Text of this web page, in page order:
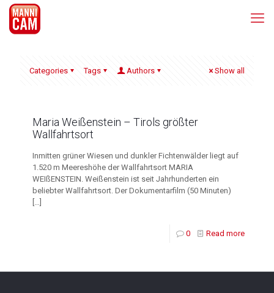
Categories Tags Authors Show all
Maria Weißenstein – Tirols größter
Wallfahrtsort
Inmitten grüner Wiesen und dunkler Fichtenwälder liegt auf
1.520 m Meereshöhe der Wallfahrtsort MARIA
WEIßENSTEIN. Weißenstein ist seit Jahrhunderten ein
beliebter Wallfahrtsort. Der Dokumentarfilm (50 Minuten)
[…]
0 Read more